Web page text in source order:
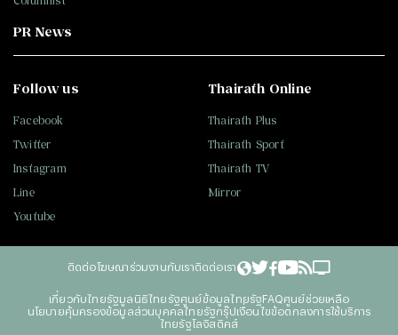
PR News
Follow us
Facebook
Twitter
Instagram
Line
Youtube
Thairath Online
Thairath Plus
Thairath Sport
Thairath TV
Mirror
ติดต่อโฆษณา ร่วมงานกับเราติดต่อเรา
เกี่ยวกับไทยรัฐมูลนิธิไทยรัฐศูนย์ข้อมูลไทยรัฐFAQศูนย์ช่วยเหลือ
นโยบายคุ้มครองข้อมูลส่วนบุคคลไทยรัฐกรุ๊ปเงื่อนไขข้อตกลงการใช้บริการ
ไทยรัฐโลจิสติคส์